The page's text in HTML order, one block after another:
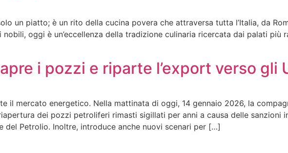
un piatto; è un rito della cucina povera che attraversa tutta l’Italia, da
oggi è un’eccellenza della tradizione culinaria ricercata dai palati più
i pozzi e riparte l’export verso gli
il mercato energetico. Nella mattinata di oggi, 14 gennaio 2026, la
dei pozzi petroliferi rimasti sigillati per anni a causa delle sanzioni
del Petrolio. Inoltre, introduce anche nuovi scenari per […]